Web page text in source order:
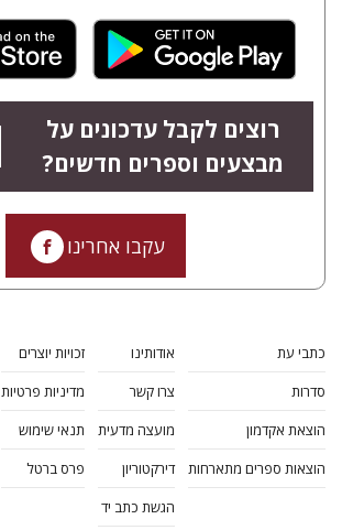
רוצים לקבל עדכונים על
מבצעים וספרים חדשים?
עקבו אחרינו
כתבי עת
סדרות
הוצאת אקדמון
הוצאות ספרים מתארחות
אודותינו
צרו קשר
מועצה מדעית
דירקטוריון
הגשת כתב יד
זכויות יוצרים
מדיניות פרטיות
תנאי שימוש
פרס ברטל